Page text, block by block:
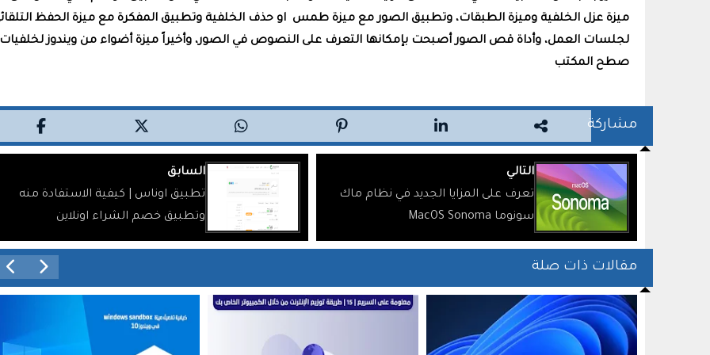
ميزة عزل الخلفية وميزة الطبقات، وتطبيق الصور مع ميزة طمس او حذف الخلفية وتطبيق المفكرة مع ميزة الحفظ
لجلسات العمل، وأداة قص الصور أصبحت بإمكانها التعرف على النصوص في الصور، وأخيراً ميزة أضواء من ويندوز لخلفيات
صطح المكتب
مشاركة
التالي
تعرف على المزايا الجديد في نظام ماك
سونوما MacOS Sonoma
السابق
تطبيق اوناس | كيفية الاستفادة منه
وتطبيق خصم الشراء اونلاين
مقالات ذات صلة